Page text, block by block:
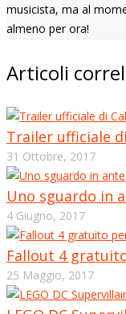
musicista, ma al
almeno per ora!
Articoli
Trailer ufficiale
31 Ottobre, 2017
Uno sguardo in
4 Giugno, 2017
Fallout 4
25 Maggio, 2017